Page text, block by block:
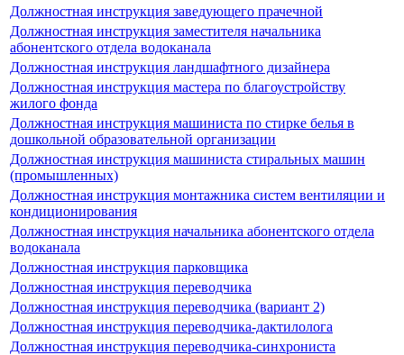
Должностная инструкция заведующего прачечной
Должностная инструкция заместителя начальника
абонентского отдела водоканала
Должностная инструкция ландшафтного дизайнера
Должностная инструкция мастера по благоустройству
жилого фонда
Должностная инструкция машиниста по стирке белья в
дошкольной образовательной организации
Должностная инструкция машиниста стиральных машин
(промышленных)
Должностная инструкция монтажника систем вентиляции и
кондиционирования
Должностная инструкция начальника абонентского отдела
водоканала
Должностная инструкция парковщика
Должностная инструкция переводчика
Должностная инструкция переводчика (вариант 2)
Должностная инструкция переводчика-дактилолога
Должностная инструкция переводчика-синхрониста